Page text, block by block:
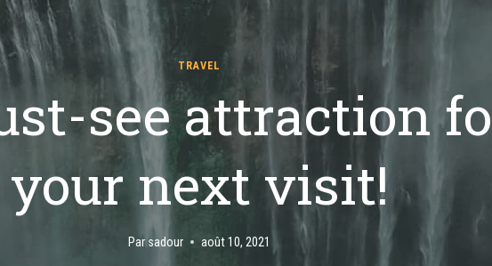
TRAVEL
see attraction
your next visit!
Parsadour août 10, 2021